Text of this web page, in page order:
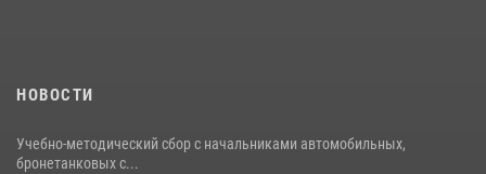
НОВОСТИ
Учебно-методический сбор с начальниками автомобильных,
бронетанковых с...